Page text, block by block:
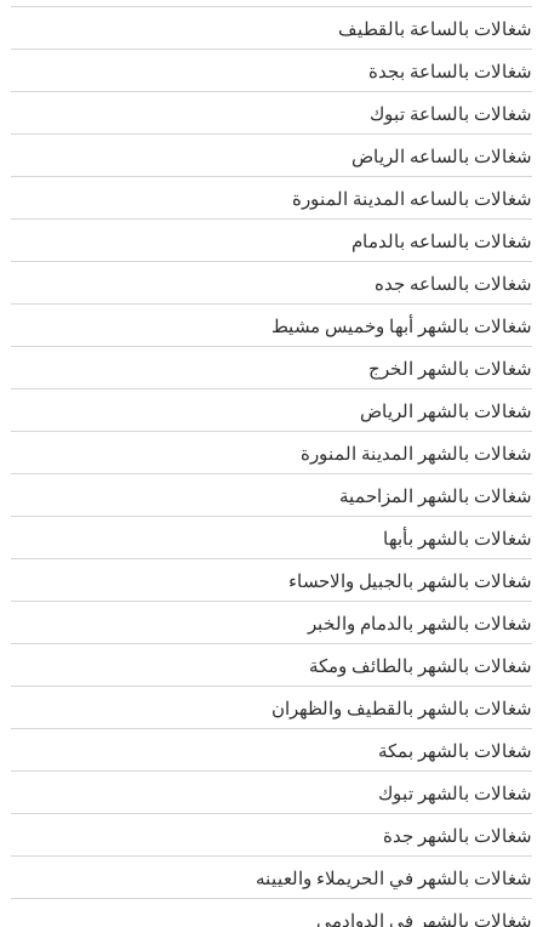
شغالات بالساعة بالقطيف
شغالات بالساعة بجدة
شغالات بالساعة تبوك
شغالات بالساعه الرياض
شغالات بالساعه المدينة المنورة
شغالات بالساعه بالدمام
شغالات بالساعه جده
شغالات بالشهر أبها وخميس مشيط
شغالات بالشهر الخرج
شغالات بالشهر الرياض
شغالات بالشهر المدينة المنورة
شغالات بالشهر المزاحمية
شغالات بالشهر بأبها
شغالات بالشهر بالجبيل والاحساء
شغالات بالشهر بالدمام والخبر
شغالات بالشهر بالطائف ومكة
شغالات بالشهر بالقطيف والظهران
شغالات بالشهر بمكة
شغالات بالشهر تبوك
شغالات بالشهر جدة
شغالات بالشهر في الحريملاء والعيينه
شغالات بالشهر في الدوادمي